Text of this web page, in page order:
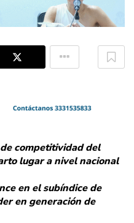
competitividad del
lugar a nivel nacional
en el subíndice de
en generación de